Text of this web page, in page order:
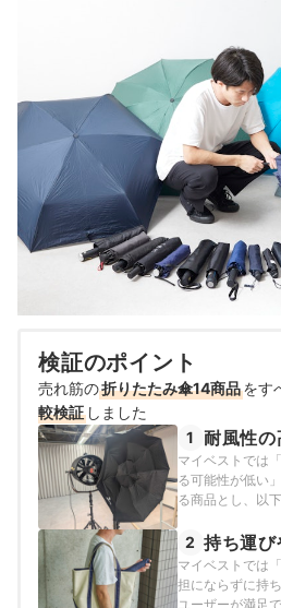
検証のポイント
売れ筋の折りたたみ傘14商品をす
較検証 しました
1 耐風性の
マイベストでは
る可能性が低い
る商品とし、以
た。
2 持ち運び
マイベストでは
担にならずに持
ユーザーが満足